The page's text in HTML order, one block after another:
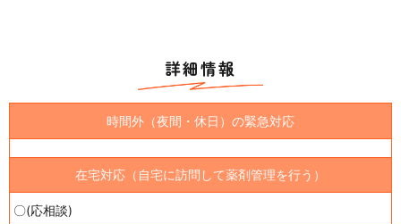
詳細情報
時間外（夜間・休日）の緊急対応
在宅対応（自宅に訪問して薬剤管理を行う）
〇(応相談)